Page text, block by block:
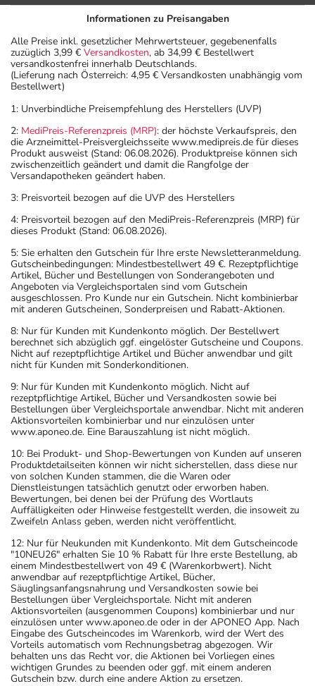
Informationen zu Preisangaben
Alle Preise inkl. gesetzlicher Mehrwertsteuer, gegebenenfalls
zuzüglich 3,99 € Versandkosten, ab 34,99 € Bestellwert
versandkostenfrei innerhalb Deutschlands.
(Lieferung nach Österreich: 4,95 € Versandkosten unabhängig vom
Bestellwert)
1: Unverbindliche Preisempfehlung des Herstellers (UVP)
2: MediPreis-Referenzpreis (MRP): der höchste Verkaufspreis, den
die Arzneimittel-Preisvergleichsseite www.medipreis.de für dieses
Produkt ausweist (Stand: 06.08.2026). Produktpreise können sich
zwischenzeitlich geändert und damit die Rangfolge der
Versandapotheken geändert haben.
3: Preisvorteil bezogen auf die UVP des Herstellers
4: Preisvorteil bezogen auf den MediPreis-Referenzpreis (MRP) für
dieses Produkt (Stand: 06.08.2026).
5: Sie erhalten den Gutschein für Ihre erste Newsletteranmeldung.
Gutscheinbedingungen: Mindestbestellwert 49 €. Rezeptpflichtige
Artikel, Bücher und Bestellungen von Sonderangeboten und
Angeboten via Vergleichsportalen sind vom Gutschein
ausgeschlossen. Pro Kunde nur ein Gutschein. Nicht kombinierbar
mit anderen Gutscheinen, Sonderpreisen und Rabatt-Aktionen.
8: Nur für Kunden mit Kundenkonto möglich. Der Bestellwert
berechnet sich abzüglich ggf. eingelöster Gutscheine und Coupons.
Nicht auf rezeptpflichtige Artikel und Bücher anwendbar und gilt
nicht für Kunden mit Sonderkonditionen.
9: Nur für Kunden mit Kundenkonto möglich. Nicht auf
rezeptpflichtige Artikel, Bücher und Versandkosten sowie bei
Bestellungen über Vergleichsportale anwendbar. Nicht mit anderen
Aktionsvorteilen kombinierbar und nur einzulösen unter
www.aponeo.de. Eine Barauszahlung ist nicht möglich.
10: Bei Produkt- und Shop-Bewertungen von Kunden auf unseren
Produktdetailseiten können wir nicht sicherstellen, dass diese nur
von solchen Kunden stammen, die die Waren oder
Dienstleistungen tatsächlich genutzt oder erworben haben.
Bewertungen, bei denen bei der Prüfung des Wortlauts
Auffälligkeiten oder Hinweise festgestellt werden, die insoweit zu
Zweifeln Anlass geben, werden nicht veröffentlicht.
12: Nur für Neukunden mit Kundenkonto. Mit dem Gutscheincode
"10NEU26" erhalten Sie 10 % Rabatt für Ihre erste Bestellung, ab
einem Mindestbestellwert von 49 € (Warenkorbwert). Nicht
anwendbar auf rezeptpflichtige Artikel, Bücher,
Säuglingsanfangsnahrung und Versandkosten sowie bei
Bestellungen über Vergleichsportale. Nicht mit anderen
Aktionsvorteilen (ausgenommen Coupons) kombinierbar und nur
einzulösen unter www.aponeo.de oder in der APONEO App. Nach
Eingabe des Gutscheincodes im Warenkorb, wird der Wert des
Vorteils automatisch vom Rechnungsbetrag abgezogen. Wir
behalten uns das Recht vor, die Aktionen bei Vorliegen eines
wichtigen Grundes zu beenden oder ggf. mit einem anderen
Gutschein bzw. durch eine andere Aktion zu ersetzen.